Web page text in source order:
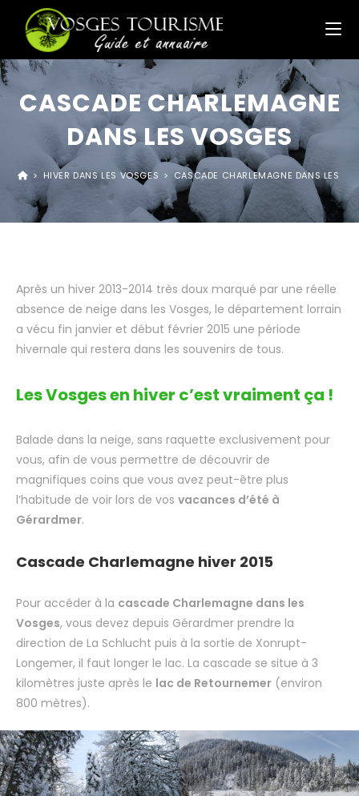
CASCADE CHARLEMAGNE
DANS LES VOSGES
> HIVER DANS LES VOSGES > CASCADE CHARLEMAGNE DANS LES
Après un hiver 2013-2014 très doux marqué par une réelle
absence de neige dans les Vosges, le département lorrain
a vécu fin janvier et début février 2015 une période
hivernale qui restera dans les souvenirs de tous.
Les Vosges en hiver c’est vraiment ça !
Balade dans la neige, sans raquette exclusivement pour
vous, afin de vous permettre de découvrir de
magnifiques coins que vous avez peut-être plus
l’habitude de voir lors de vos vacances d’été à
Gérardmer.
Cascade Charlemagne hiver 2015
Pour accéder à la cascade Charlemagne dans les
Vosges, vous devez depuis Gérardmer prendre la
direction de La Schlucht puis à la sortie de Xonrupt-
Longemer, il faut longer le lac. La cascade se situe à 3
kilomètres juste après le lac de Retournemer (environ
800 mètres).